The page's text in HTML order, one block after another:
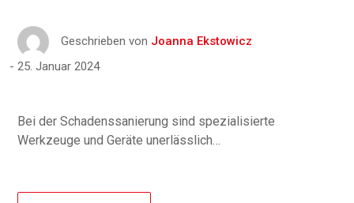
Geschrieben von Joanna Ekstowicz
25. Januar 2024
Bei der Schadenssanierung sind spezialisierte
Werkzeuge und Geräte unerlässlich…